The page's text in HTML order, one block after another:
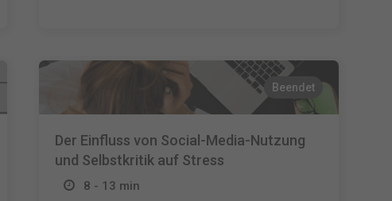
Beendet
Der Einfluss von Social-Media-Nutzung
und Selbstkritik auf Stress
8 - 13 min